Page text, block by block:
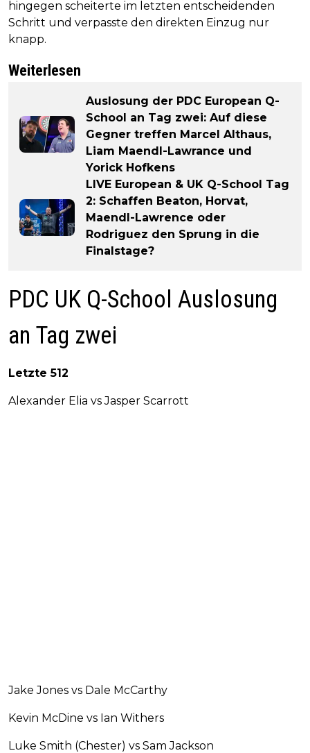
hingegen scheiterte im letzten entscheidenden
Schritt und verpasste den direkten Einzug nur
knapp.
Weiterlesen
Auslosung der PDC European Q-
School an Tag zwei: Auf diese
Gegner treffen Marcel Althaus,
Liam Maendl-Lawrance und
Yorick Hofkens
LIVE European & UK Q-School Tag
2: Schaffen Beaton, Horvat,
Maendl-Lawrence oder
Rodriguez den Sprung in die
Finalstage?
PDC UK Q-School Auslosung
an Tag zwei
Letzte 512
Alexander Elia vs Jasper Scarrott
Jake Jones vs Dale McCarthy
Kevin McDine vs Ian Withers
Luke Smith (Chester) vs Sam Jackson